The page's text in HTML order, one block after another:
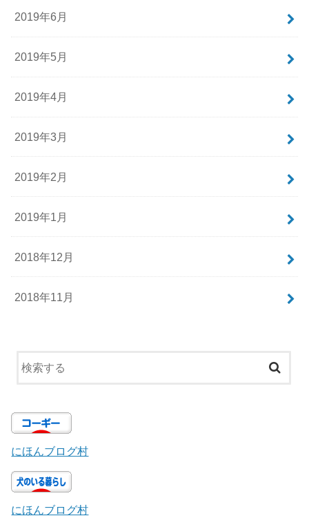
2019年6月
2019年5月
2019年4月
2019年3月
2019年2月
2019年1月
2018年12月
2018年11月
にほんブログ村
にほんブログ村